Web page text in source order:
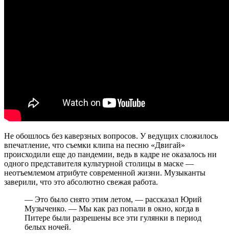
Не обошлось без каверзных вопросов. У ведущих сложилось
впечатление, что съемки клипа на песню «Двигай»
происходили еще до пандемии, ведь в кадре не оказалось ни
одного представителя культурной столицы в маске —
неотъемлемом атрибуте современной жизни. Музыканты
заверили, что это абсолютно свежая работа.
— Это было снято этим летом, — рассказал Юрий
Музыченко. — Мы как раз попали в окно, когда в
Питере были разрешены все эти гулянки в период
белых ночей.